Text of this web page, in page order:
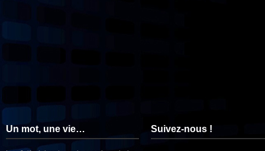
Un mot, une vie… Suivez-nous !